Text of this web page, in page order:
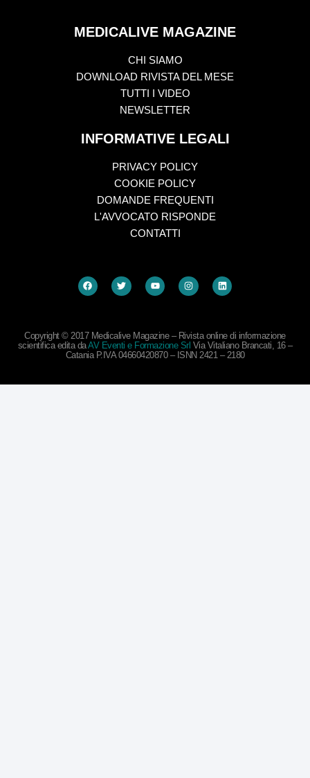
MEDICALIVE MAGAZINE
CHI SIAMO
DOWNLOAD RIVISTA DEL MESE
TUTTI I VIDEO
NEWSLETTER
INFORMATIVE LEGALI
PRIVACY POLICY
COOKIE POLICY
DOMANDE FREQUENTI
L'AVVOCATO RISPONDE
CONTATTI
Copyright © 2017 Medicalive Magazine – Rivista online di informazione
scientifica edita daAV Eventi e Formazione Srl Via Vitaliano Brancati, 16 –
Catania P.IVA 04660420870 – ISNN 2421 – 2180